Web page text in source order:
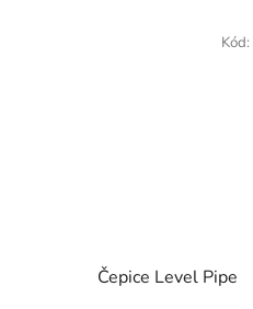
Čepice Level Pipe
Kód: